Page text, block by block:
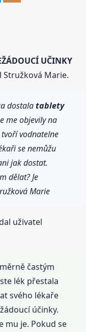
UČINKY
Marie.
dostalatablety
me objevily na
tvoří vodnatelne
se nemůžu
jak dostat.
dělat? Je
Marie
uživatel
častým
lék přestala
svého lékaře
účinky.
mu je. Pokud se